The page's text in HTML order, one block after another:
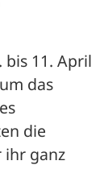
11. April
das
die
ihr ganz